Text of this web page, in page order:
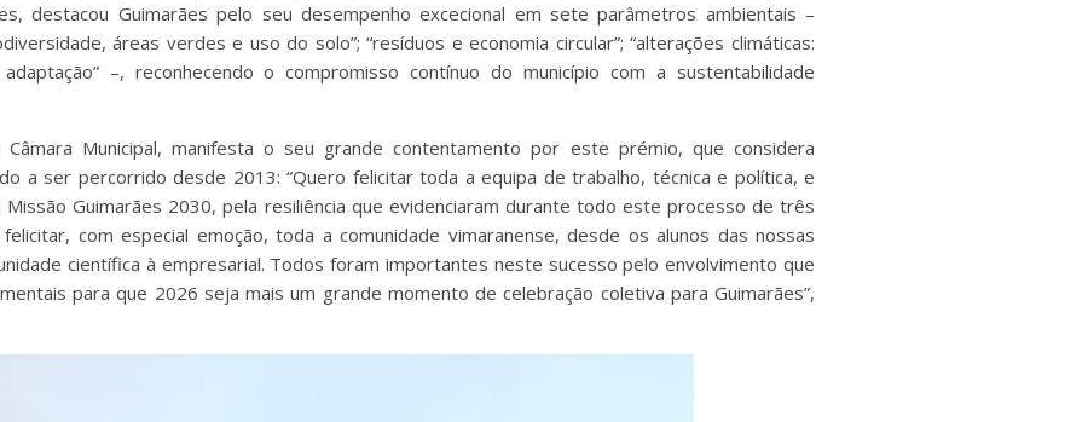
destacou Guimarães pelo seu desempenho excecional em sete parâmetros ambientais –
áreas verdes e uso do solo”; “resíduos e economia circular”; “alterações climáticas:
–, reconhecendo o compromisso contínuo do município com a sustentabilidade
Municipal, manifesta o seu grande contentamento por este prémio, que considera
a ser percorrido desde 2013: “Quero felicitar toda a equipa de trabalho, técnica e política, e
Guimarães 2030, pela resiliência que evidenciaram durante todo este processo de três
com especial emoção, toda a comunidade vimaranense, desde os alunos das nossas
científica à empresarial. Todos foram importantes neste sucesso pelo envolvimento que
para que 2026 seja mais um grande momento de celebração coletiva para Guimarães”,